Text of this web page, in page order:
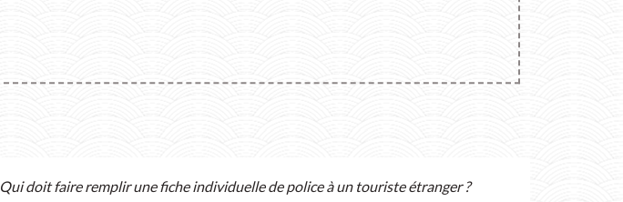
Qui doit faire remplir une fiche individuelle de police à un touriste étranger ?